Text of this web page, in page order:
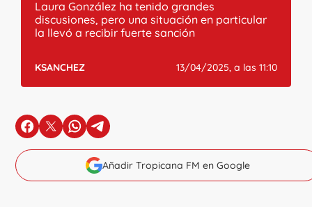
Laura González ha tenido grandes
discusiones, pero una situación en particular
la llevó a recibir fuerte sanción
KSANCHEZ 13/04/2025, a las 11:10
en Facebook
en Xen Whatsapp
en Telegram
Añadir Tropicana FM en Google